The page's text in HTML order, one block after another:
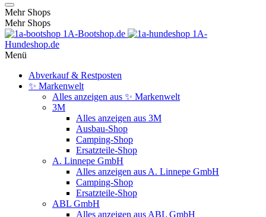
Mehr Shops
Mehr Shops
1A-Bootshop.de
1A-
Hundeshop.de
Menü
Abverkauf & Restposten
✨ Markenwelt
Alles anzeigen aus ✨ Markenwelt
3M
Alles anzeigen aus 3M
Ausbau-Shop
Camping-Shop
Ersatzteile-Shop
A. Linnepe GmbH
Alles anzeigen aus A. Linnepe GmbH
Camping-Shop
Ersatzteile-Shop
ABL GmbH
Alles anzeigen aus ABL GmbH